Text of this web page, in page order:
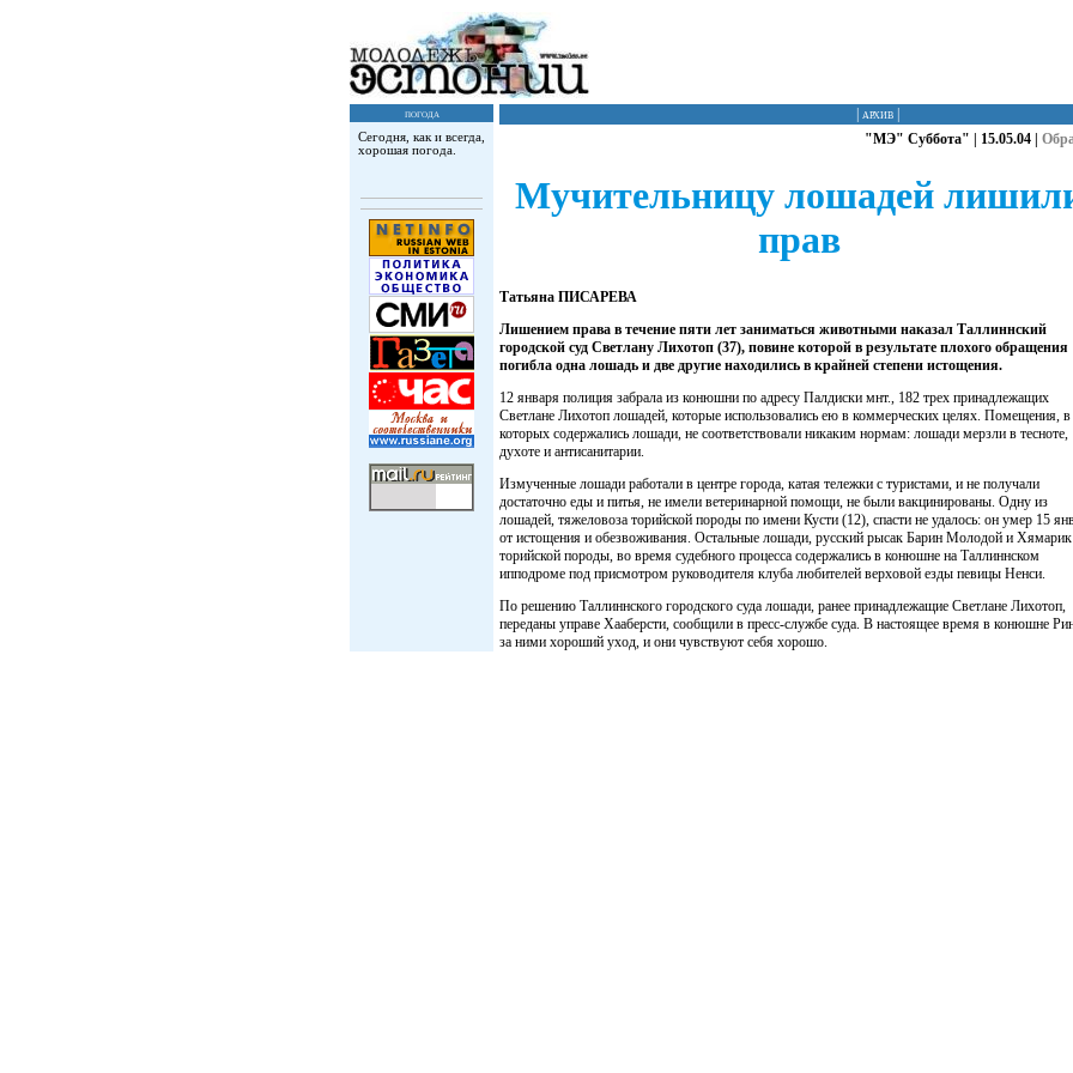
погода
Сегодня, как и всегда,
хорошая погода.
архив
"МЭ" Суббота" | 15.05.04 |
Мучительницу лошадей
прав
Татьяна ПИСАРЕВА
Лишением права в течение пяти лет заниматься животными наказал Таллиннский
городской суд Светлану Лихотоп (37), повине которой в результате плохого обращения
погибла одна лошадь и две другие находились в крайней степени истощения.
12 января полиция забрала из конюшни по адресу Палдиски мнт., 182 трех принадлежащих
Светлане Лихотоп лошадей, которые использовались ею в коммерческих целях. Помещения, в
которых содержались лошади, не соответствовали никаким нормам: лошади мерзли в тесноте,
духоте и антисанитарии.
Измученные лошади работали в центре города, катая тележки с туристами, и не получали
достаточно еды и питья, не имели ветеринарной помощи, не были вакцинированы. Одну из
лошадей, тяжеловоза торийской породы по имени Кусти (12), спасти не удалось: он умер 15
от истощения и обезвоживания. Остальные лошади, русский рысак Барин Молодой и Хямарик
торийской породы, во время судебного процесса содержались в конюшне на Таллиннском
ипподроме под присмотром руководителя клуба любителей верховой езды певицы Ненси.
По решению Таллиннского городского суда лошади, ранее принадлежащие Светлане Лихотоп,
переданы управе Хааберсти, сообщили в пресс-службе суда. В настоящее время в конюшне
за ними хороший уход, и они чувствуют себя хорошо.